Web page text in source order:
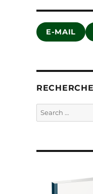
E-MAIL
RECHERCHE
Search
for: